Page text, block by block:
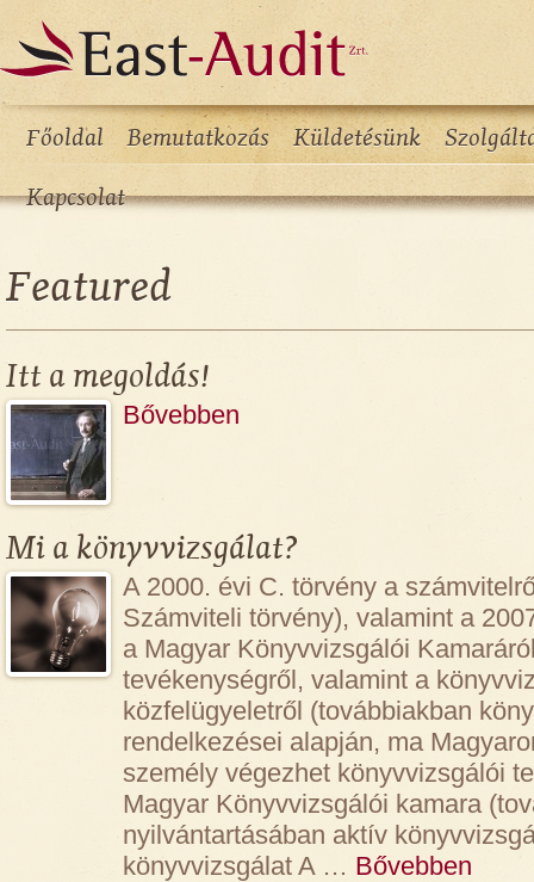
Főoldal Bemutatkozás Küldetésünk
Kapcsolat
Featured
Itt a megoldás!
Bővebben
Mi a könyvvizsgálat?
A 2000. évi C. törvény a
Számviteli törvény), valamint a
a Magyar Könyvvizsgálói
tevékenységről, valamint a
közfelügyeletről (továbbiakban
rendelkezései alapján, ma
személy végezhet könyvvizsgálói
Magyar Könyvvizsgálói kamara
nyilvántartásában aktív
könyvvizsgálat A … Bővebben